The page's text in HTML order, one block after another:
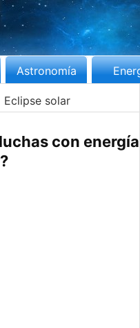
Astronomía
Eclipse solar
con energía